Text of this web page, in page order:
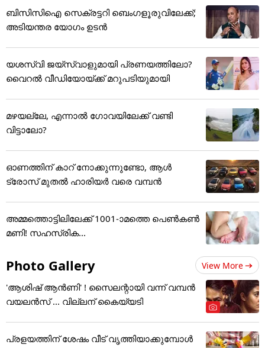
ബിസിസിഐ സെക്രട്ടറി ബെംഗളൂരുവിലേക്ക്;
അടിയന്തര യോഗം ഉടന്‍
യശസ്വി ജയ്‌സ്വാളുമായി പ്രണയത്തിലോ?
വൈറൽ വീഡിയോയ്ക്ക് മറുപടിയുമായി
മഴയല്ലേ, എന്നാൽ ഗോവയിലേക്ക് വണ്ടി
വിട്ടാലോ?
ഓണത്തിന് കാറ് നോക്കുന്നുണ്ടോ, ആൾ
ട്രോസ് മുതൽ ഹാരിയർ വരെ വമ്പൻ
അമ്മത്തൊട്ടിലിലേക്ക് 1001-ാമത്തെ പെൺകൺ
മണി! സഹസ്രിക...
Photo Gallery View More
'ആശിഷ് ആൻണി' ! സൈലന്റായി വന്ന് വമ്പൻ
വയലൻസ് ... വില്ലന് കൈയ്യടി
പ്രളയത്തിന് ശേഷം വീട് വൃത്തിയാക്കുമ്പോൾ